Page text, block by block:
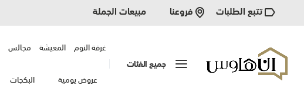
تتبع الطلبات فروعنا مبيعات الجملة
جميع الفئات
غرفة النوم المعيشة مجالس
عروض يومية البكجات